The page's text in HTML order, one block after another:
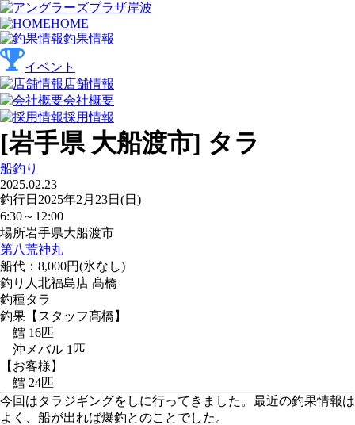
HOME
釣果情報
イベント
店舗情報
会社概要
採用情報
[岩手県 大船渡市] タラ
船釣り
2025.02.23
釣行日 2025年2月23日(日)
6:30～12:00
場所岩手県大船渡市
第八荒神丸
船代：8,000円(氷なし)
釣り人 北福島店 髙橋
釣種タラ
釣果 【スタッフ髙橋】
鱈 16匹
沖メバル 1匹
【お客様】
鱈 24匹
今回はタラジギングをしに行ってきました。最近の釣果情報は
よく、船が出れば爆釣とのことでした。